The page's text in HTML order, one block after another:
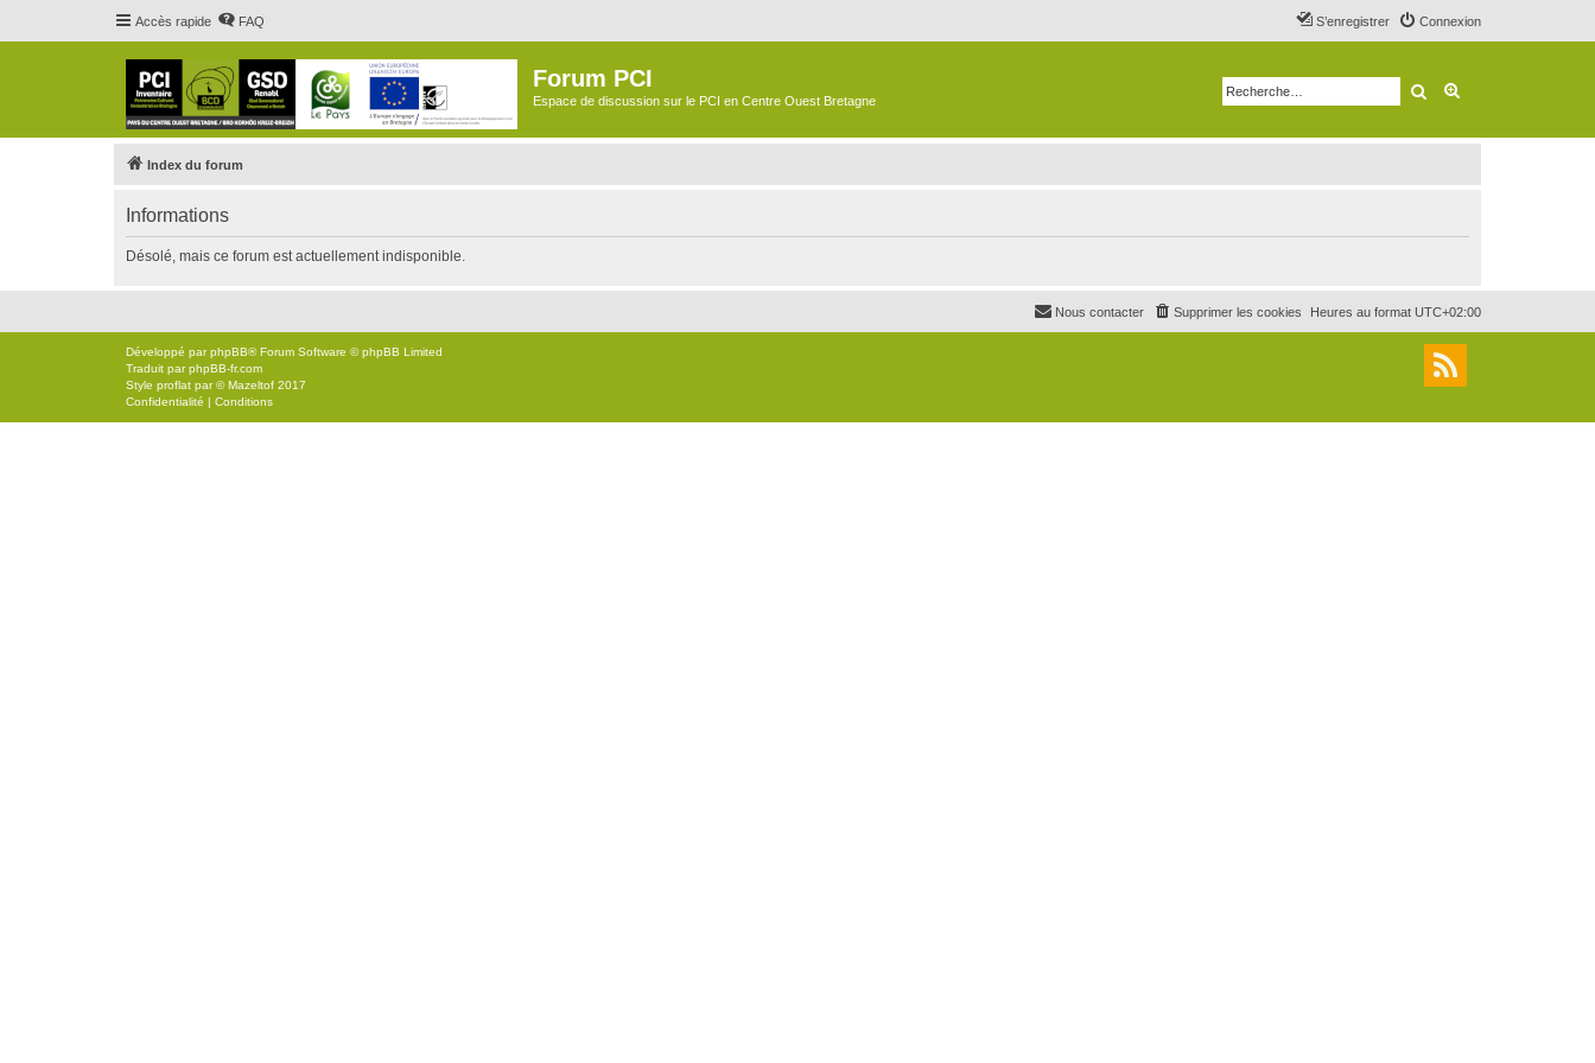
Accès rapide FAQ Connexion
S’enregistrer
Forum PCI
Espace de discussion sur le PCI en Centre Ouest Bretagne Rechercher
Index du forum
Informations
Désolé, mais ce forum est actuellement indisponible.
Heures au format UTC+02:00
Supprimer les cookies
Nous contacter
Développé parphpBB® Forum Software © phpBB Limited
Traduit parphpBB-fr.com
Style proflat par ©Mazeltof 2017
Confidentialité | Conditions